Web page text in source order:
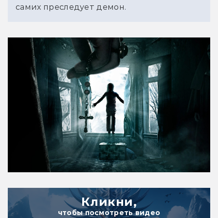
самих преследует демон.
Кликни,
чтобы посмотреть видео